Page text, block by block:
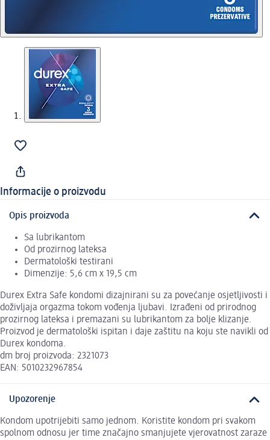
Informacije o proizvodu
Opis proizvoda
Sa lubrikantom
Od prozirnog lateksa
Dermatološki testirani
Dimenzije: 5,6 cm x 19,5 cm
Durex Extra Safe kondomi dizajnirani su za povećanje osjetljivosti i
doživljaja orgazma tokom vođenja ljubavi. Izrađeni od prirodnog
prozirnog lateksa i premazani su lubrikantom za bolje klizanje.
Proizvod je dermatološki ispitan i daje zaštitu na koju ste navikli od
Durex kondoma.
dm broj proizvoda: 2321073
EAN: 5010232967854
Upozorenje
Kondom upotrijebiti samo jednom. Koristite kondom pri svakom
spolnom odnosu jer time značajno smanjujete vjerovatnost zaraze